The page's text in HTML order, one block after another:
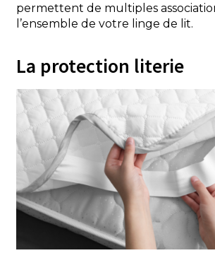
permettent de multiples
l’ensemble de votre linge de lit.
La protection literie